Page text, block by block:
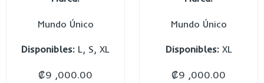
Mundo Único
Disponibles: L, S, XL
₡9 ,000.00
Mundo Único
Disponibles:XL
₡9 ,000.00